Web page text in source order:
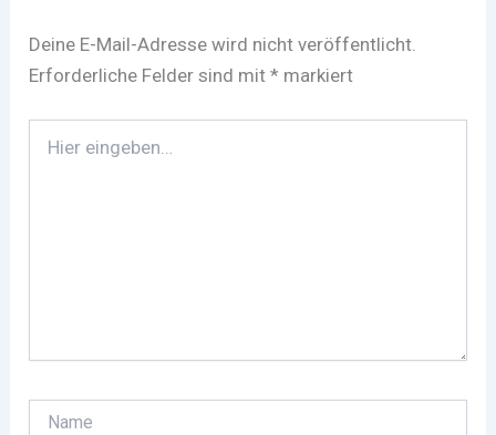
Deine E-Mail-Adresse wird nicht veröffentlicht.
Erforderliche Felder sind mit* markiert
eingeben…